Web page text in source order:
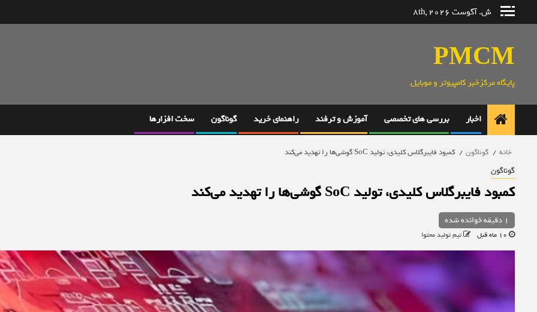
ش. آگوست 8th, 2026
PMCM
پایگاه مرکزخبر کامپیوتر و موبایل
اخبار بررسی های تخصصی آموزش و ترفند راهنمای خرید گوناگون سخت افزارها
خانه گوناگون کمبود فایبرگلاس کلیدی، تولید SoC گوشی‌ها را تهدید می‌کند
گوناگون
کمبود فایبرگلاس کلیدی، تولید SoC گوشی‌ها را تهدید می‌کند
1 دقیقه خوانده شده
تیم تولید محتوا